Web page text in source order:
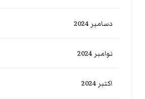
دسامبر 2024
نوامبر 2024
اکتبر 2024